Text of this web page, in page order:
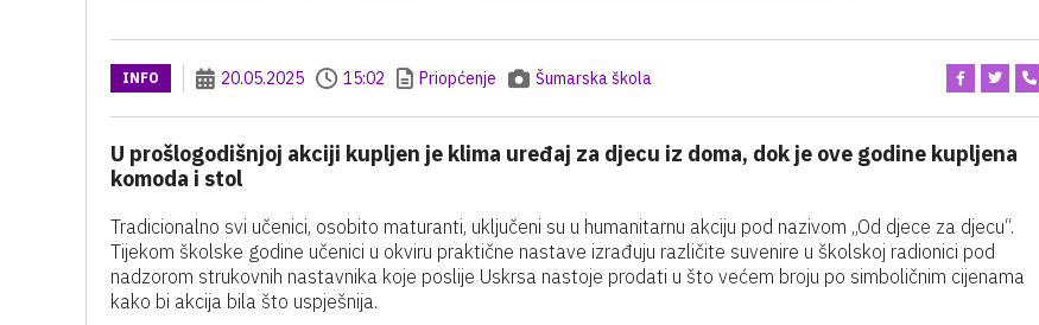
INFO 20.05.2025 15:02 Priopćenje Šumarska škola
U prošlogodišnjoj akciji kupljen je klima uređaj za djecu iz doma, dok je ove godine kupljena
komoda i stol
Tradicionalno svi učenici, osobito maturanti, uključeni su u humanitarnu akciju pod nazivom „Od djece za djecu“.
Tijekom školske godine učenici u okviru praktične nastave izrađuju različite suvenire u školskoj radionici pod
nadzorom strukovnih nastavnika koje poslije Uskrsa nastoje prodati u što većem broju po simboličnim cijenama
kako bi akcija bila što uspješnija.